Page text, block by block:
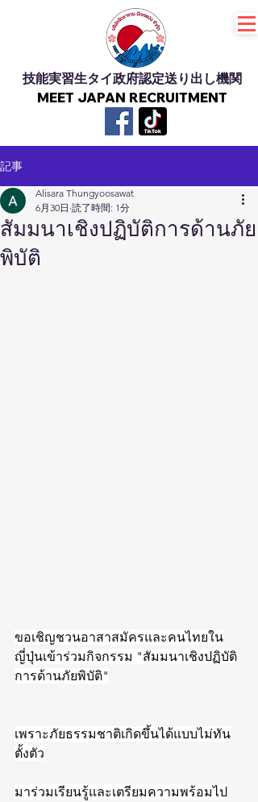
MEET JAPAN RECRUITMENT
技能実習生タイ政府認定送り出し機関
記事
สัมมนาเชิงปฏิบัติการด้านภัย
พิบัติ
Alisara Thungyoosawat
6月30日 読了時間: 1分
ขอเชิญชวนอาสาสมัครและคนไทยใน
ญี่ปุ่นเข้าร่วมกิจกรรม "สัมมนาเชิงปฏิบัติ
การด้านภัยพิบัติ"
เพราะภัยธรรมชาติเกิดขึ้นได้แบบไม่ทัน
ตั้งตัว
มาร่วมเรียนรู้และเตรียมความพร้อมไป